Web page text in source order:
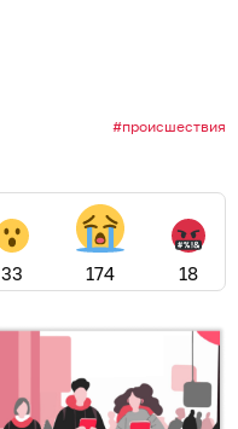
происшествия
33 174 18